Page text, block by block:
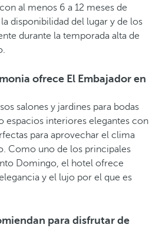
al menos 6 a 12 meses de
disponibilidad del lugar y de los
durante la temporada alta de
ofrece El Embajador en
salones y jardines para bodas
espacios interiores elegantes con
para aprovechar el clima
Como uno de los principales
Domingo, el hotel ofrece
y el lujo por el que es
para disfrutar de